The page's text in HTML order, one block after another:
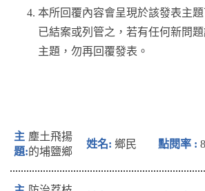
本所回覆內容會呈現於該發表主
已結案或列管之，若有任何新問
主題，勿再回覆發表。
塵土飛揚
的埔鹽鄉
鄉民